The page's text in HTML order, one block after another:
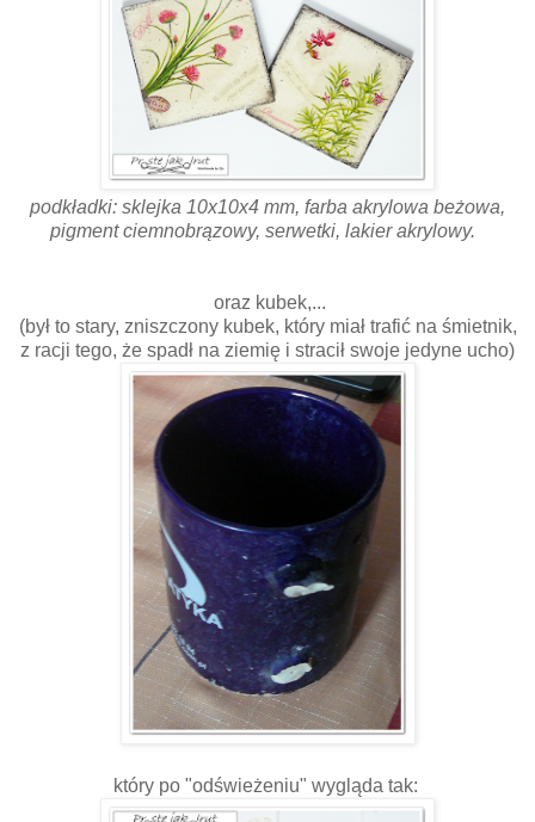
podkładki: sklejka 10x10x4 mm, farba akrylowa beżowa,
pigment ciemnobrązowy, serwetki, lakier akrylowy.
oraz kubek,...
(był to stary, zniszczony kubek, który miał trafić na śmietnik,
z racji tego, że spadł na ziemię i stracił swoje jedyne ucho)
który po "odświeżeniu" wygląda tak: